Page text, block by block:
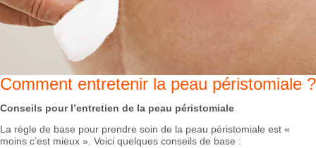
Comment entretenir la peau péristomiale ?
Conseils pour l’entretien de la peau péristomiale
La règle de base pour prendre soin de la peau péristomiale est «
moins c’est mieux ». Voici quelques conseils de base :